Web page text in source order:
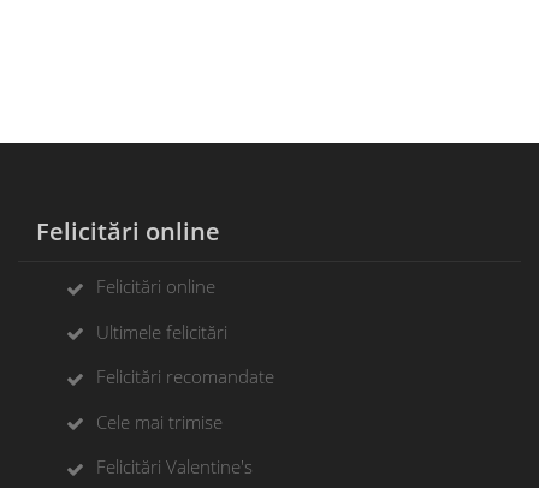
Felicitări online
Felicitări online
Ultimele felicitări
Felicitări recomandate
Cele mai trimise
Felicitări Valentine's